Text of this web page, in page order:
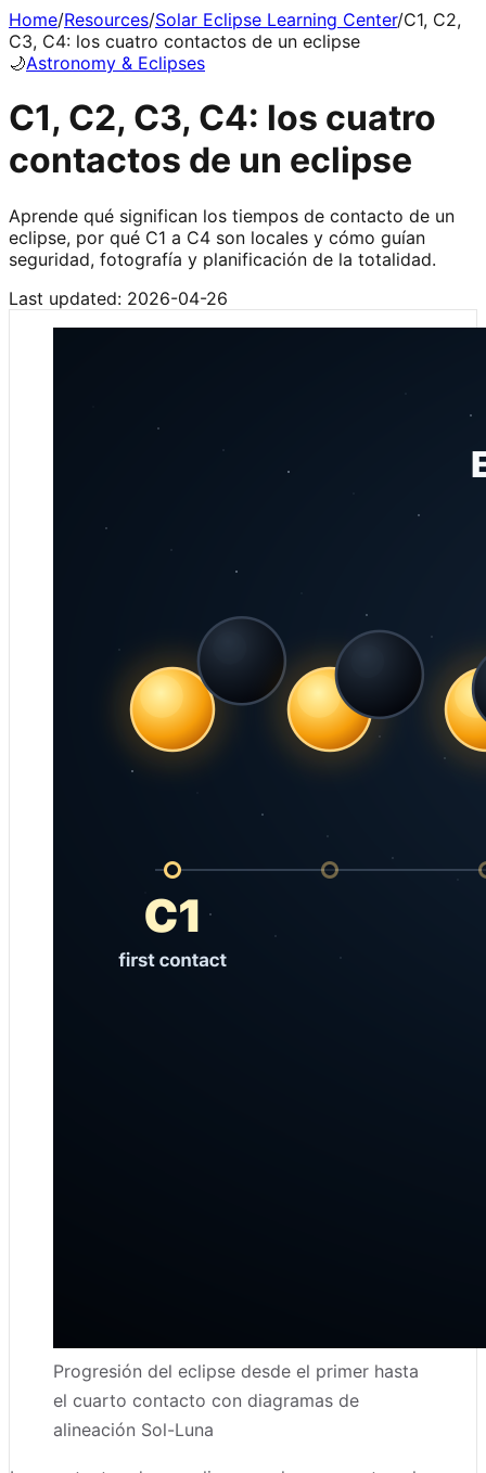
Home/Resources/Solar Eclipse Learning Center/C1, C2,
C3, C4: los cuatro contactos de un eclipse
🌙Astronomy & Eclipses
C1, C2, C3, C4: los cuatro
contactos de un eclipse
Aprende qué significan los tiempos de contacto de un
eclipse, por qué C1 a C4 son locales y cómo guían
seguridad, fotografía y planificación de la totalidad.
Last updated: 2026-04-26
Progresión del eclipse desde el primer hasta
el cuarto contacto con diagramas de
alineación Sol-Luna